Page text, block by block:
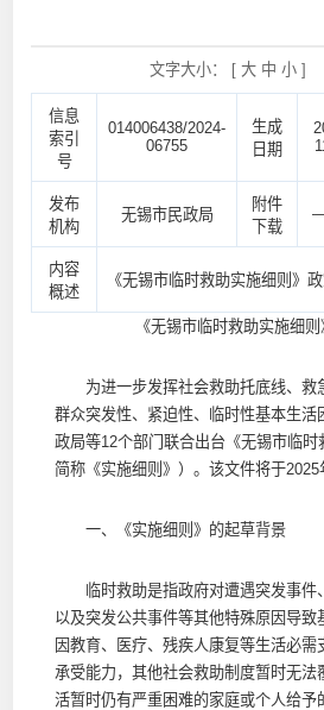
文字大小： [ 大 中 小]
信息
索引
号
014006438/2024-
06755
生成
日期
发布
机构
无锡市民政局
附件
下载
内容
概述
《无锡市临时救助实施细则》
《无锡市临时救助实施细
为进一步发挥社会救助托底线、救
群众突发性、紧迫性、临时性基本生活
政局等12个部门联合出台《无锡市临
简称《实施细则》）。该文件将于2025
一、《实施细则》的起草背景
临时救助是指政府对遭遇突发事件
以及突发公共事件等其他特殊原因导致
因教育、医疗、残疾人康复等生活必需
承受能力，其他社会救助制度暂时无法
活暂时仍有严重困难的家庭或个人给予